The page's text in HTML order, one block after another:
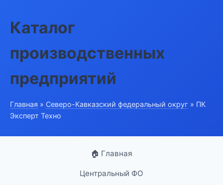
Каталог
производственных
предприятий
Главная » Северо-Кавказский федеральный округ » ПК
Эксперт Техно
🏠 Главная
Центральный ФО